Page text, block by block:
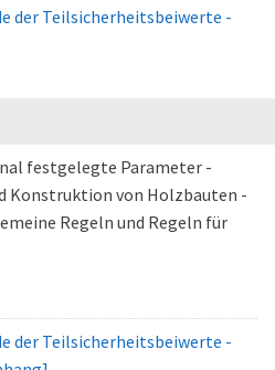
der Teilsicherheitsbeiwerte -
festgelegte Parameter -
Konstruktion von Holzbauten -
Regeln und Regeln für
der Teilsicherheitsbeiwerte -